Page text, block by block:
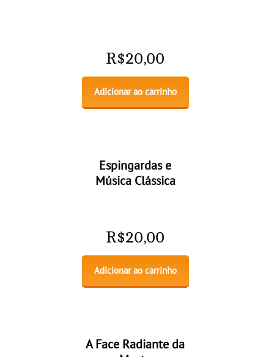
R$20,00
Adicionar ao carrinho
Espingardas e
Música Clássica
R$20,00
Adicionar ao carrinho
A Face Radiante da